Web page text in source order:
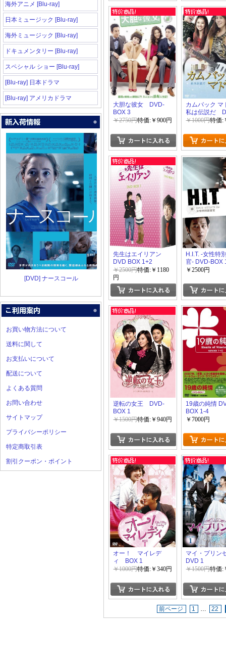
海外アニメ [Blu-ray]
日本ミュージック [Blu-ray]
海外ミュージック [Blu-ray]
ドキュメンタリー [Blu-ray]
スペシャル ショー [Blu-ray]
[Blu-ray] 日本ドラマ
[Blu-ray] アメリカドラマ
[DVD] ナースコール
お買い物方法について
送料に関して
お支払いについて
配送について
よくある質問
お問い合わせ
サイトマップ
プライバシーポリシー
特定商取引表
割引クーポン・ポイント
大胆な彼女 DVD-
BOX 3
￥2750円特価:￥900円
カムバック マ
私は伝説だ
BOX 2
￥1000円特価:
先生はエイリアン
DVD BOX 1+2
￥2500円特価:￥1180
円
H.I.T. -女性特
官- DVD-BOX
￥2500円
逆転の女王 DVD-
BOX 1
￥1500円特価:￥940円
19歳の純情
BOX 1-4
￥7000円
オー！ マイレデ
ィ BOX 1
￥1000円特価:￥340円
マイ・プリン
DVD 1
￥1500円特価:
前ページ 1 … 22